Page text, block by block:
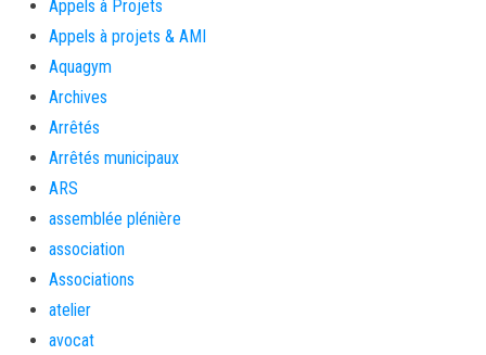
Appels à Projets
Appels à projets & AMI
Aquagym
Archives
Arrêtés
Arrêtés municipaux
ARS
assemblée plénière
association
Associations
atelier
avocat